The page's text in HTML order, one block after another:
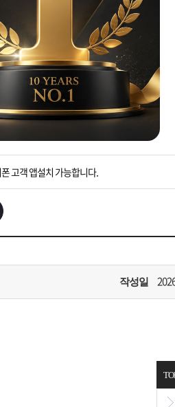
상황을 대비해 꼭 입금후 고객센터 연락바랍니
연휴 배송 및 휴무 안내
]배송조회 및 국내 택배업체 운송장 조회 하는법
고객 앱설치 가능합니다.
내] 집 밖에 주소로 택배 받기
상황을 대비해 꼭 입금후 고객센터 연락바랍
작성일